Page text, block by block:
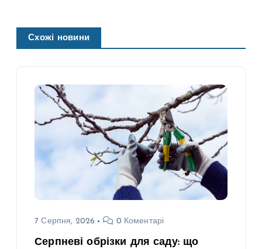
Схожі новини
7 Серпня, 2026 0 Коментарі
Серпневі обрізки для саду: що